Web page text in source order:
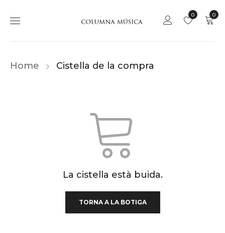
0
0
Home Cistella de la compra
La cistella està buida.
TORNA A LA BOTIGA